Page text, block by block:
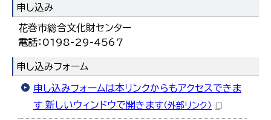
申し込み
花巻市総合文化財センター
電話：0198-29-4567
申し込みフォーム
申し込みフォームは本リンクからもアクセスできま
す 新しいウィンドウで開きます（外部リンク）